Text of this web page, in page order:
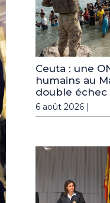
Ceuta : une
humains au
double
6 août 2026 |